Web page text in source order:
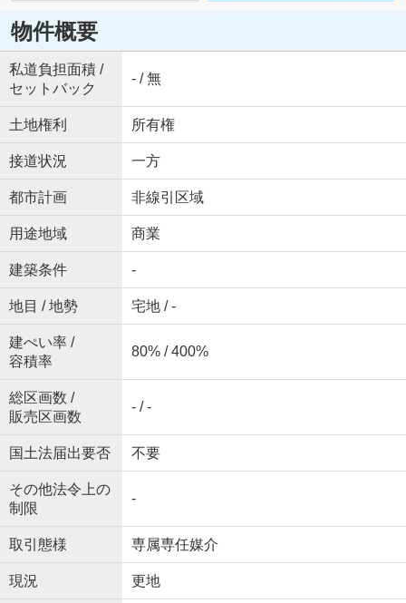
物件概要
私道負担面積 /
セットバック
- / 無
土地権利 所有権
接道状況 一方
都市計画 非線引区域
用途地域 商業
建築条件 -
地目 / 地勢 宅地 / -
建ぺい率 /
容積率
80% / 400%
総区画数 /
販売区画数
- / -
国土法届出要否 不要
その他法令上の
制限
-
取引態様 専属専任媒介
現況 更地